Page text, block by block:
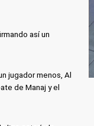
así un
jugador menos, Al
de Manaj y el